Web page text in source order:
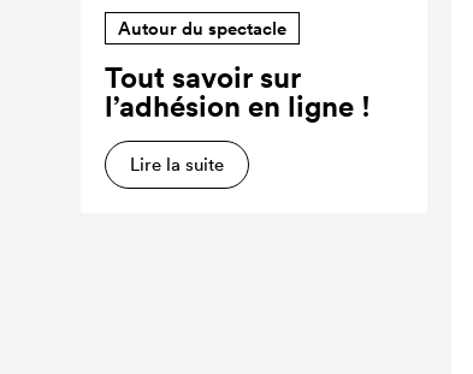
Autour du spectacle
Tout savoir sur
l’adhésion en ligne !
Lire la suite